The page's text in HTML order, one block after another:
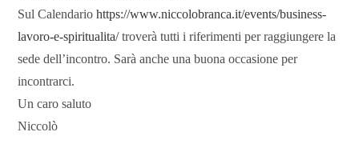
Sul Calendariohttps://www.niccolobranca.it/events/business-
lavoro-e-spiritualita/troverà tutti i riferimenti per raggiungere la
sede dell’incontro. Sarà anche una buona occasione per
incontrarci.
Un caro saluto
Niccolò